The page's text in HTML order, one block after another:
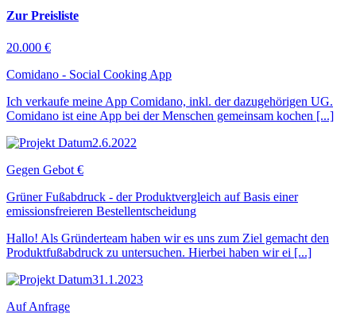
Zur Preisliste
20.000 €
Comidano - Social Cooking App
Ich verkaufe meine App Comidano, inkl. der dazugehörigen UG.
Comidano ist eine App bei der Menschen gemeinsam kochen [...]
2.6.2022
Gegen Gebot €
Grüner Fußabdruck - der Produktvergleich auf Basis einer
emissionsfreieren Bestellentscheidung
Hallo! Als Gründerteam haben wir es uns zum Ziel gemacht den
Produktfußabdruck zu untersuchen. Hierbei haben wir ei [...]
31.1.2023
Auf Anfrage